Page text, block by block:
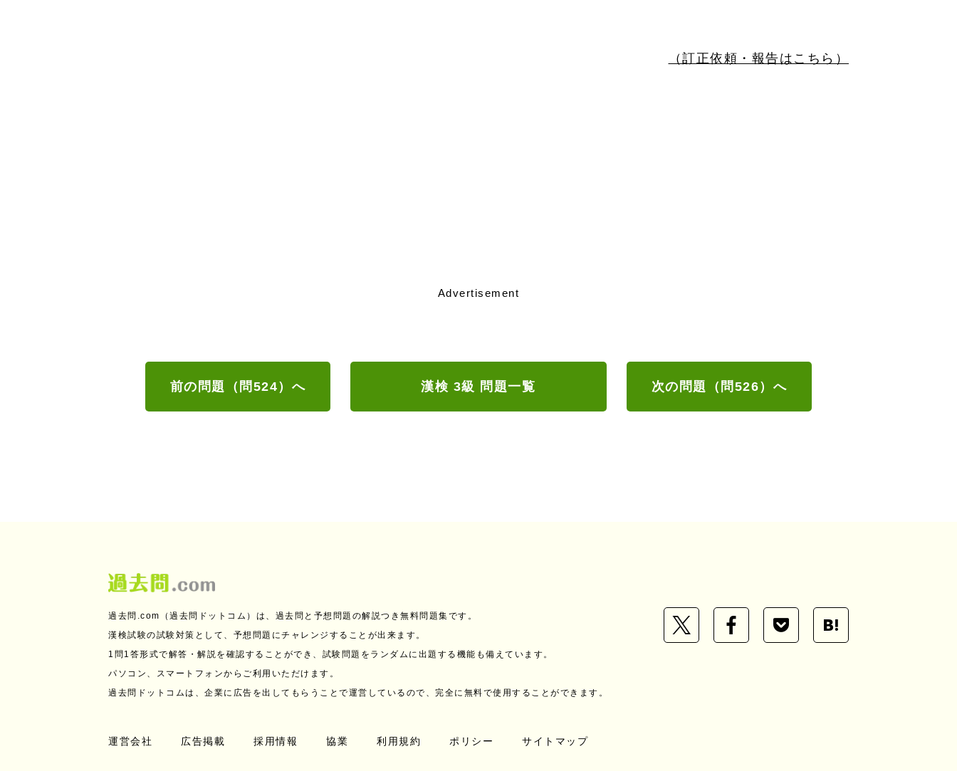
（訂正依頼・報告はこちら）
Advertisement
前の問題（問524）へ 漢検 3級 問題一覧 次の問題（問526）へ
過去問.com（過去問ドットコム）は、過去問と予想問題の解説つき無料問題集です。
漢検試験の試験対策として、予想問題にチャレンジすることが出来ます。
1問1答形式で解答・解説を確認することができ、試験問題をランダムに出題する機能も備えています。
パソコン、スマートフォンからご利用いただけます。
過去問ドットコムは、企業に広告を出してもらうことで運営しているので、完全に無料で使用することができます。
運営会社 広告掲載 採用情報 協業 利用規約 ポリシー サイトマップ